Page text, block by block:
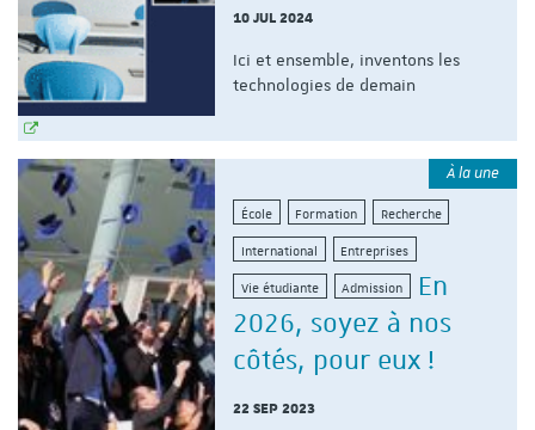
10 JUL 2024
Ici et ensemble, inventons les
technologies de demain
À la une
École Formation Recherche
International Entreprises
Vie étudiante Admission
En
2026, soyez à nos
côtés, pour eux !
22 SEP 2023